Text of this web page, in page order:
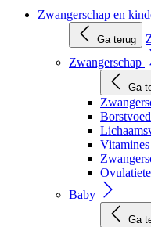
Zwangerschap en
Ga terug
Zwangerschap
Ga
Baby
Ga